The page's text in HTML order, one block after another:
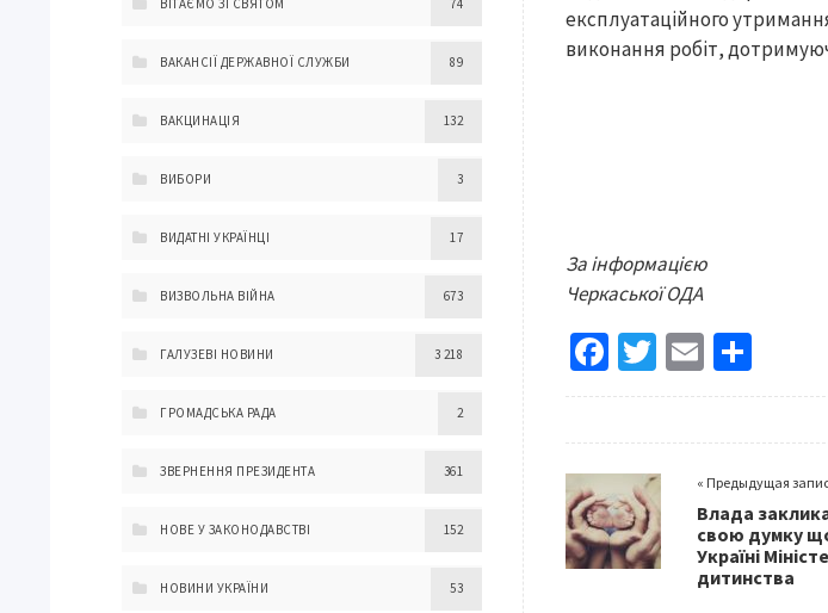
експлуатаційного
виконання робіт,
За інформацією
Черкаської ОДА
Fa
ce
o
o
k
T
wi
er
E
m
l
h
« Предыдущая
Влада
свою думку
Україні
дитинства
ВІТАЄМО ЗІ СВЯТОМ 74
ВАКАНСІЇ ДЕРЖАВНОЇ СЛУЖБИ 89
ВАКЦИНАЦІЯ 132
ВИБОРИ 3
ВИДАТНІ УКРАЇНЦІ 17
ВИЗВОЛЬНА ВІЙНА 673
ГАЛУЗЕВІ НОВИНИ 3 218
ГРОМАДСЬКА РАДА 2
ЗВЕРНЕННЯ ПРЕЗИДЕНТА 361
НОВЕ У ЗАКОНОДАВСТВІ 152
НОВИНИ УКРАЇНИ 53